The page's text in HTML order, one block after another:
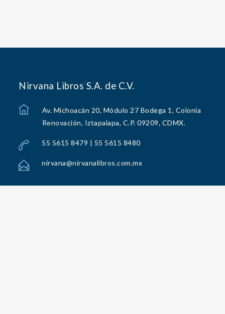
Nirvana Libros S.A. de C.V.
Av. Michoacán 20, Módulo 27 Bodega 1, Colonia
Renovación, Iztapalapa, C.P. 09209, CDMX.
55 5615 8479 | 55 5615 8480
nirvana@nirvanalibros.com.mx